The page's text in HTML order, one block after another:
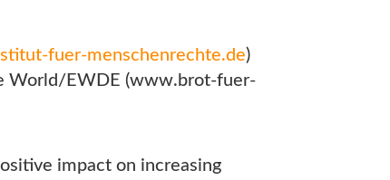
fuer-menschenrechte.de)
World/EWDE (www.brot-fuer-
impact on increasing